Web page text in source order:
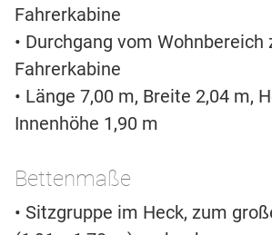
Fahrerkabine
• Durchgang vom Wohnbereich
Fahrerkabine
• Länge 7,00 m, Breite 2,04 m,
Innenhöhe 1,90 m
Bettenmaße
• Sitzgruppe im Heck, zum